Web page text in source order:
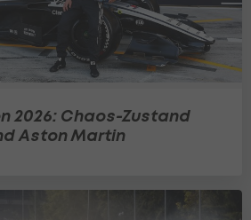
2026: Chaos-Zustand
Aston Martin